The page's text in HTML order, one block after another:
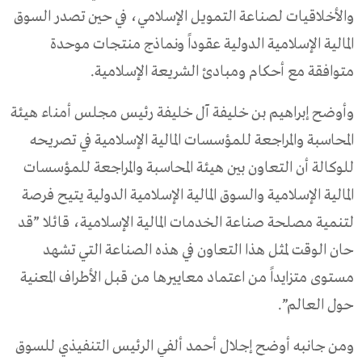
والأخلاقيات لصناعة التمويل الإسلامي، في حين تصدر السوق
المالية الإسلامية الدولية عقوداً ونماذج منتجات موحدة
متوافقة مع أحكام ومبادئ الشريعة الإسلامية.
وأوضح إبراهيم بن خليفة آل خليفة رئيس مجلس أمناء هيئة
المحاسبة والمراجعة للمؤسسات المالية الإسلامية في تصريحه
للوكالة أن التعاون بين هيئة المحاسبة والمراجعة للمؤسسات
المالية الإسلامية والسوق المالية الإسلامية الدولية يتيح فرصة
لتنمية مصلحة صناعة الخدمات المالية الإسلامية، قائلا ”قد
حان الوقت لمثل هذا التعاون في هذه الصناعة التي تشهد
مستوى متزايداً من اعتماد معاييرها من قبل الأطراف المعنية
حول العالم”.
ومن جانبه أوضح إجلال أحمد ألفي الرئيس التنفيذي للسوق